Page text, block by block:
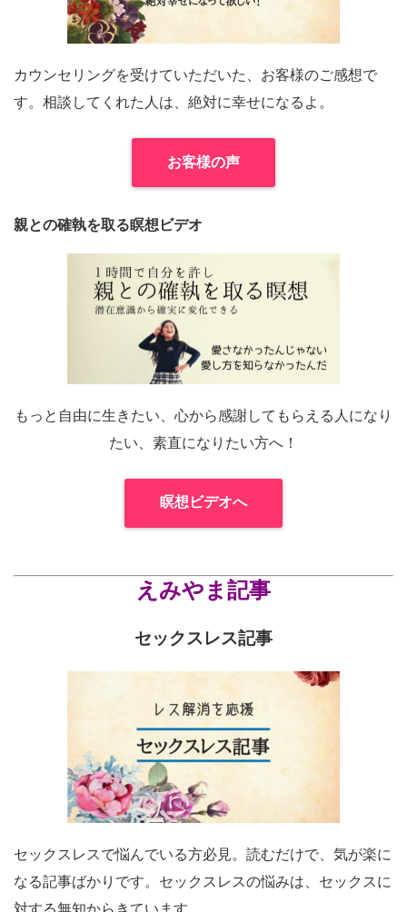
カウンセリングを受けていただいた、お客様のご感想で
す。相談してくれた人は、絶対に幸せになるよ。
お客様の声
親との確執を取る瞑想ビデオ
もっと自由に生きたい、心から感謝してもらえる人になり
たい、素直になりたい方へ！
瞑想ビデオへ
えみやま記事
セックスレス記事
セックスレスで悩んでいる方必見。読むだけで、気が楽に
なる記事ばかりです。セックスレスの悩みは、セックスに
対する無知からきています。